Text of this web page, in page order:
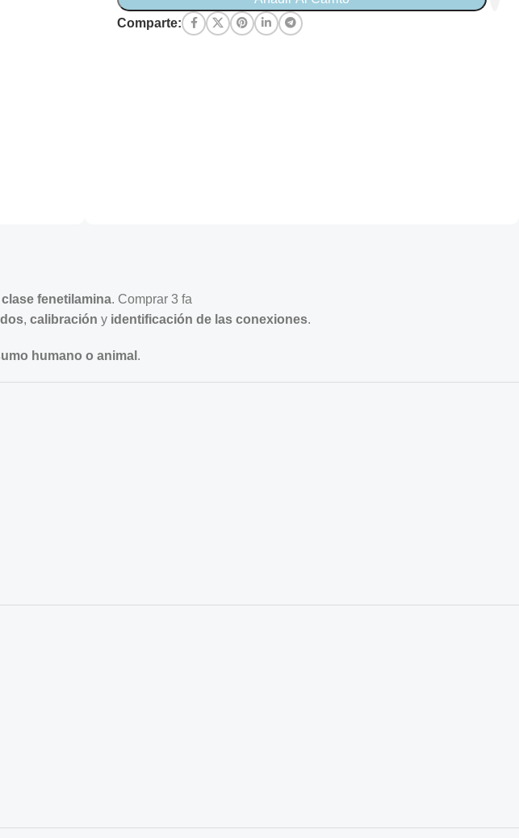
Comparte:
clase fenetilamina. Comprar 3 fa
, calibración y identificación de las conexiones.
humano o animal .